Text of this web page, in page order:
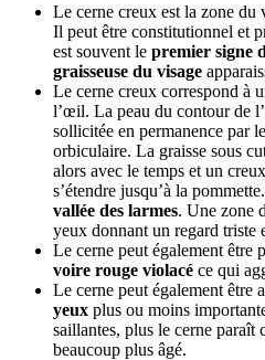
Le cerne creux est la zone du
Il peut être constitutionnel et
est souvent le premier signe
graisseuse du visage
Le cerne creux correspond à
l’œil. La peau du contour de
sollicitée en permanence par
orbiculaire. La graisse sous
alors avec le temps et un
s’étendre jusqu’à la
vallée des larmes. Une zone
yeux donnant un regard triste
Le cerne peut également être
voire rouge violacé ce qui
Le cerne peut également être
yeux plus ou moins
saillantes, plus le cerne paraît
beaucoup plus âgé.